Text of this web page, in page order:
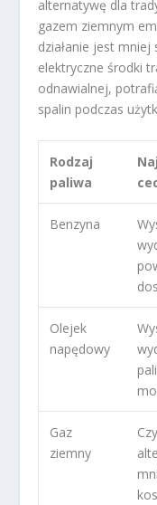
alternatywę dla
gazem ziemnym
działanie jest
elektryczne środki
odnawialnej,
spalin podczas
Rodzaj
paliwa
Benzyna
Olejek
napędowy
Gaz
ziemny